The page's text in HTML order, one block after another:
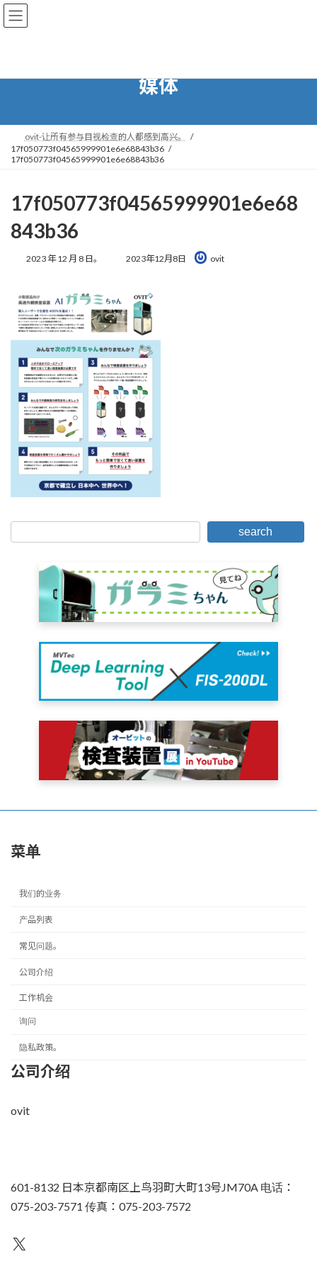
跳
到
转
到
媒体
ovit-让所有参与目视检查的人都感到高兴。
17f050773f04565999901e6e68843b36
17f050773f04565999901e6e68843b36
17f050773f04565999901e6e68
843b36
2023 年 12 月 8 日。
最
新
时
间：
2023年12月8日 ovit
search
菜单
我们的业务
产品列表
常见问题。
公司介绍
工作机会
询问
隐私政策。
公司介绍
ovit
601-8132 日本京都南区上鸟羽町大町13号JM70A 电话：
075-203-7571 传真：075-203-7572
不为人知